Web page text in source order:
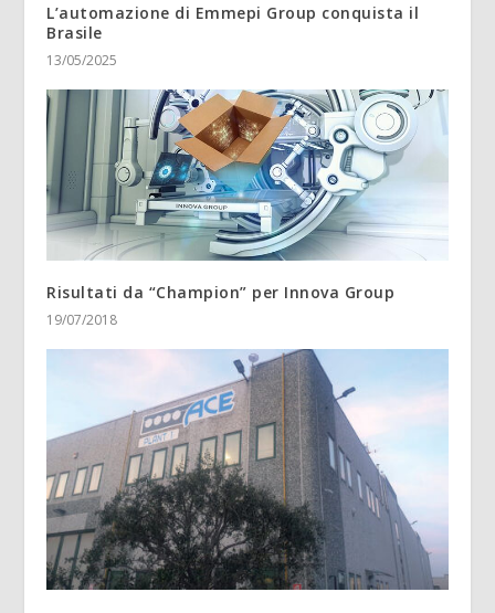
L’automazione di Emmepi Group conquista il
Brasile
13/05/2025
Risultati da “Champion” per Innova Group
19/07/2018